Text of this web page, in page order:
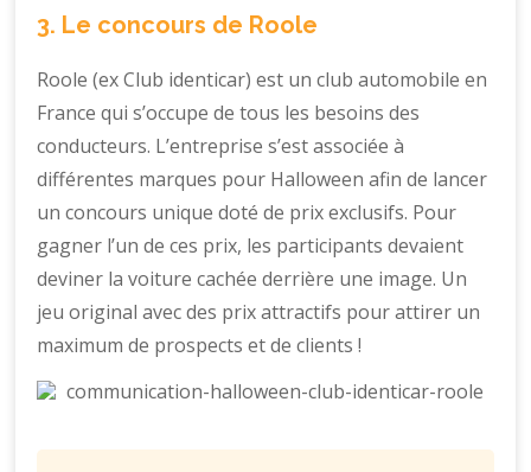
3. Le concours de Roole
Roole (ex Club identicar) est un club automobile en
France qui s’occupe de tous les besoins des
conducteurs. L’entreprise s’est associée à
différentes marques pour Halloween afin de lancer
un concours unique doté de prix exclusifs. Pour
gagner l’un de ces prix, les participants devaient
deviner la voiture cachée derrière une image. Un
jeu original avec des prix attractifs pour attirer un
maximum de prospects et de clients !